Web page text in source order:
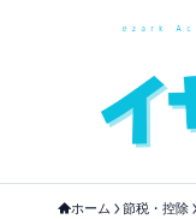
ホーム 節税・控除